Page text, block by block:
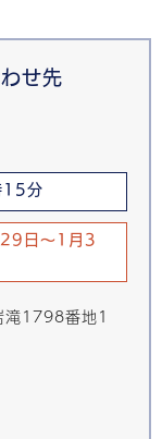
せ先
15分
29日～1月3
滝1798番地1